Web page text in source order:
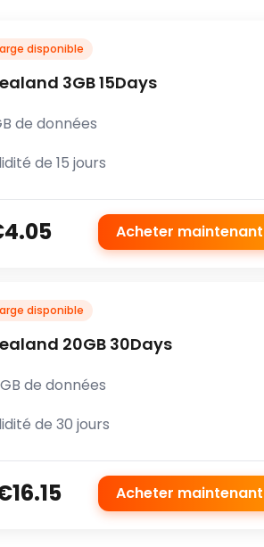
disponible
3GB 15Days
de données
de 15 jours
Acheter maintenant
disponible
20GB 30Days
de données
de 30 jours
Acheter maintenant